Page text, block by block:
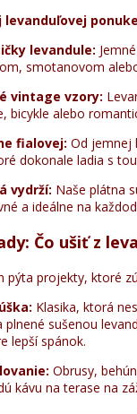
levanduľovej
levandule:
smotanovom
vintage vzory:
bicykle alebo
fialovej: Od jemnej
dokonale ladia s
vydrží: Naše plátna
a ideálne na
Čo ušiť z
pýta projekty, ktoré
Klasika, ktorá
plnené sušenou
lepší spánok.
Obrusy,
kávu na terase na